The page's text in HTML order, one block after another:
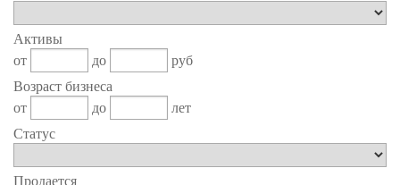
Активы
от
до
руб
Возраст бизнеса
от
до
лет
Статус
Продается